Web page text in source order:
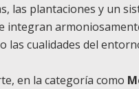
las plantaciones y un
integran
las cualidades del
en la categoría como